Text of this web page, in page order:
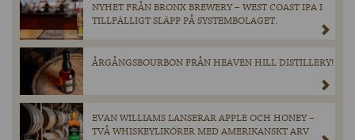
NYHET FRÅN BRONX BREWERY – WEST COAST IPA I
TILLFÄLLIGT SLÄPP PÅ SYSTEMBOLAGET.
ÅRGÅNGSBOURBON FRÅN HEAVEN HILL DISTILLERY!
EVAN WILLIAMS LANSERAR APPLE OCH HONEY –
TVÅ WHISKEYLIKÖRER MED AMERIKANSKT ARV